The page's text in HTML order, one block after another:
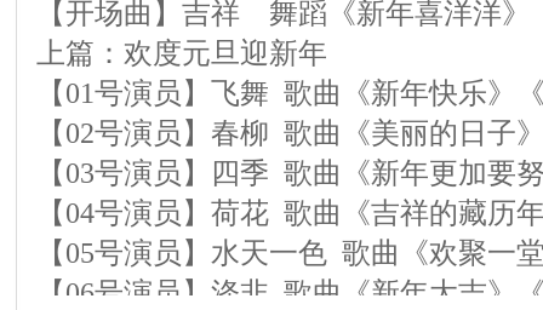
【开场曲】吉祥 舞蹈《新年喜洋洋》
上篇：欢度元旦迎新年
【01号演员】飞舞 歌曲《新年快乐》
【02号演员】春柳 歌曲《美丽的日子
【03号演员】四季 歌曲《新年更加要
【04号演员】荷花 歌曲《吉祥的藏历
【05号演员】水天一色 歌曲《欢聚一
【06号演员】涤非 歌曲《新年大吉》